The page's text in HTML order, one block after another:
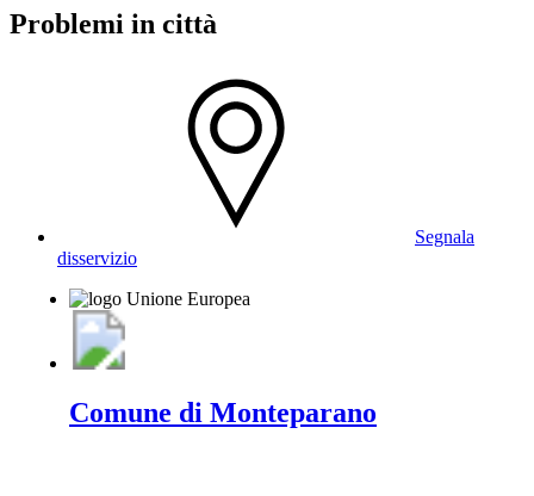
Problemi in città
Segnala
disservizio
Comune di Monteparano